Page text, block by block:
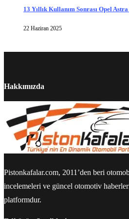
13 Yıllık Kullanım Sonrası Opel
22 Haziran 2025
Hakkımızda
Pistonkafalar.com, 2011’den beri
incelemeleri ve güncel otomotiv
platformdur.